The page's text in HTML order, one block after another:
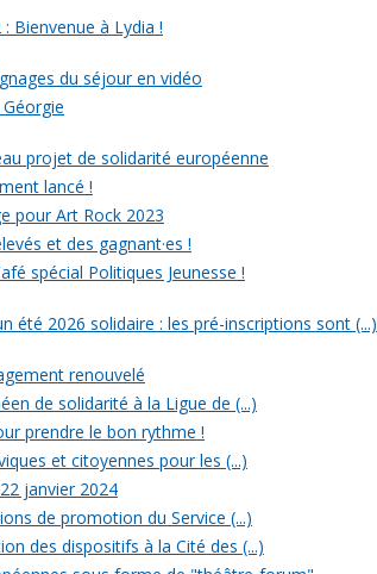
Bienvenue à Lydia !
du séjour en vidéo
projet de solidarité européenne
lancé !
pour Art Rock 2023
et des gagnant·es !
spécial Politiques Jeunesse !
été 2026 solidaire : les pré-inscriptions sont (...)
renouvelé
de solidarité à la Ligue de (...)
prendre le bon rythme !
et citoyennes pour les (...)
janvier 2024
de promotion du Service (...)
des dispositifs à la Cité des (...)